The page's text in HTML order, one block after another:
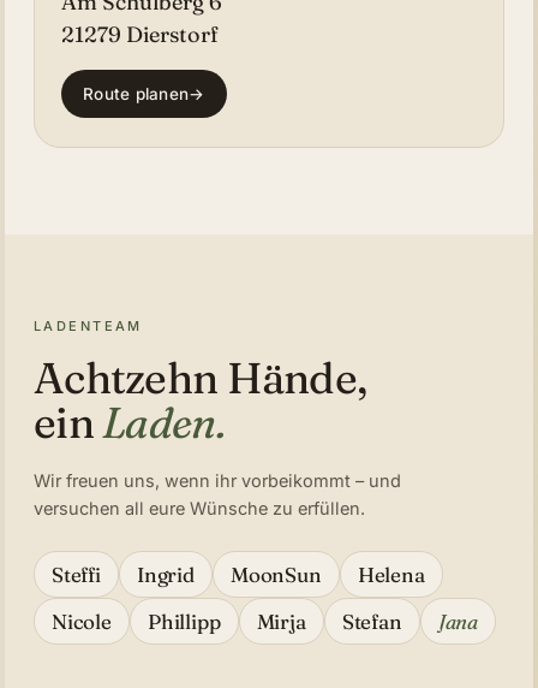
21279 Dierstorf
Route planen→
LADENTEAM
Achtzehn Hände,
einLaden.
Wir freuen uns, wenn ihr vorbeikommt – und
versuchen all eure Wünsche zu erfüllen.
Steffi Ingrid MoonSun
Helena
Nicole
Phillipp Mirja Stefan Jana